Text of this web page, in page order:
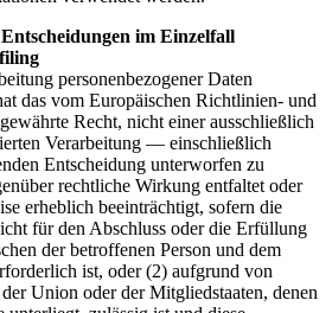
im Einzelfall
personenbezogener Daten
das vom Europäischen Richtlinien- und
Recht, nicht einer ausschließlich
Verarbeitung — einschließlich
Entscheidung unterworfen zu
rechtliche Wirkung entfaltet oder
erheblich beeinträchtigt, sofern die
für den Abschluss oder die Erfüllung
der betroffenen Person und dem
ist, oder (2) aufgrund von
Union oder der Mitgliedstaaten, denen